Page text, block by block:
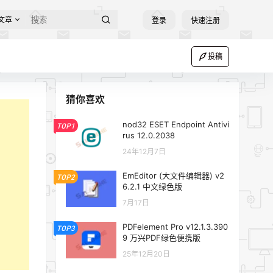
章 登录 快速注册
投稿
猜你喜欢
TOP1
nod32 ESET Endpoint Antivi
rus 12.0.2038
24年12月7日
TOP2
EmEditor (大文件编辑器) v2
6.2.1 中文绿色版
7月17日
TOP3
PDFelement Pro v12.1.3.390
9 万兴PDF绿色便携版
25年12月20日